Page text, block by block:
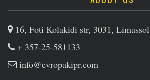
16, Foti Kolakidi str, 3031,
+ 357-25-581133
info@evropakipr.com